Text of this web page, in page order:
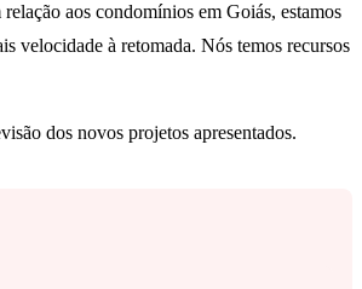
aos condomínios em Goiás, estamos
velocidade à retomada. Nós temos recursos
dos novos projetos apresentados.